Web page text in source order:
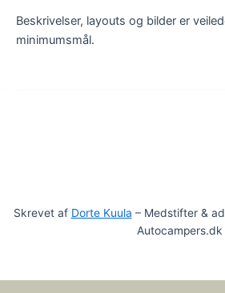
Beskrivelser, layouts og bilder er
minimumsmål.
Skrevet af Dorte Kuula – Medstifter &
Autocampers.dk